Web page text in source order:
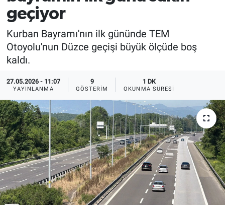
geçiyor
Kurban Bayramı'nın ilk gününde TEM
Otoyolu'nun Düzce geçişi büyük ölçüde boş
kaldı.
27.05.2026 - 11:07
YAYINLANMA
9
GÖSTERIM
1 DK
OKUNMA SÜRESI
EĞİTİM
MAGAZİN
HALK54 PANORAMA